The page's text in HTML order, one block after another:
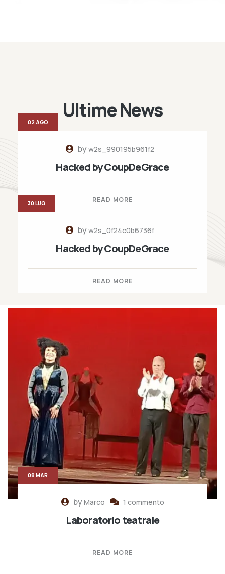
Ultime News
byw2s_990195b961f2
Hacked by CoupDeGrace
READ MORE
02 AGO
byw2s_0f24c0b6736f
Hacked by CoupDeGrace
READ MORE
30 LUG
byMarco 1 commento
Laboratorio teatrale
READ MORE
08 MAR